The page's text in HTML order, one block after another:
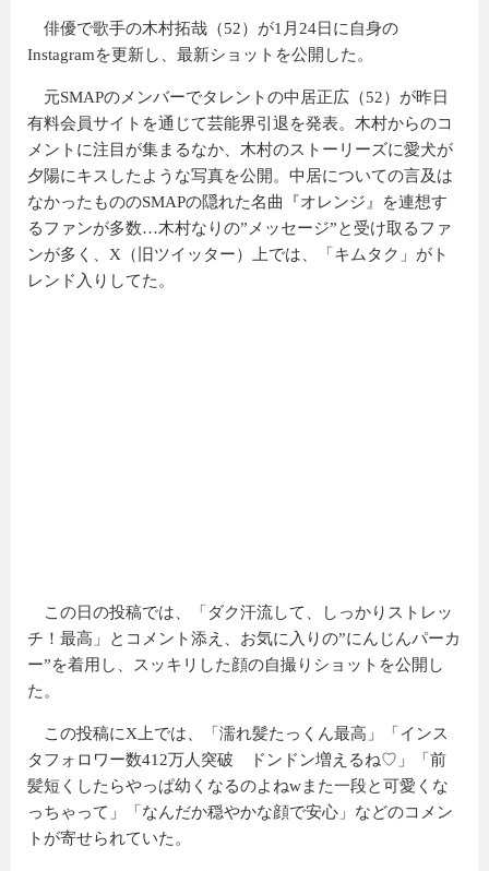
俳優で歌手の木村拓哉（52）が1月24日に自身の
Instagramを更新し、最新ショットを公開した。
元SMAPのメンバーでタレントの中居正広（52）が昨日
有料会員サイトを通じて芸能界引退を発表。木村からのコ
メントに注目が集まるなか、木村のストーリーズに愛犬が
夕陽にキスしたような写真を公開。中居についての言及は
なかったもののSMAPの隠れた名曲『オレンジ』を連想す
るファンが多数…木村なりの”メッセージ”と受け取るファ
ンが多く、X（旧ツイッター）上では、「キムタク」がト
レンド入りしてた。
この日の投稿では、「ダク汗流して、しっかりストレッ
チ！最高」とコメント添え、お気に入りの”にんじんパーカ
ー”を着用し、スッキリした顔の自撮りショットを公開し
た。
この投稿にX上では、「濡れ髪たっくん最高」「インス
タフォロワー数412万人突破 ドンドン増えるね♡」「前
髪短くしたらやっぱ幼くなるのよねwまた一段と可愛くな
っちゃって」「なんだか穏やかな顔で安心」などのコメン
トが寄せられていた。